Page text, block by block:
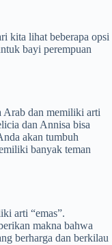
kita lihat beberapa opsi
bayi perempuan
Arab dan memiliki arti
dan Annisa bisa
akan tumbuh
banyak teman
arti “emas”.
makna bahwa
berharga dan berkilau